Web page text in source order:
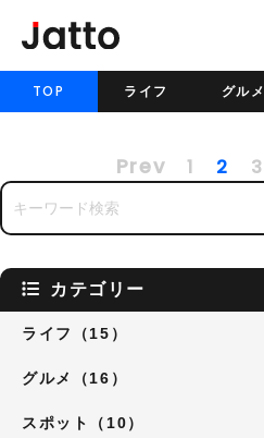
TOP ライフ グルメ
TOPじゃっと村村長 の記事
Prev 1 2 3
カテゴリー
ライフ（15）
グルメ（16）
スポット（10）